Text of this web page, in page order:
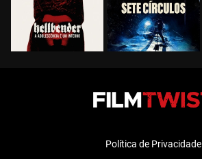
Política de Privacidade